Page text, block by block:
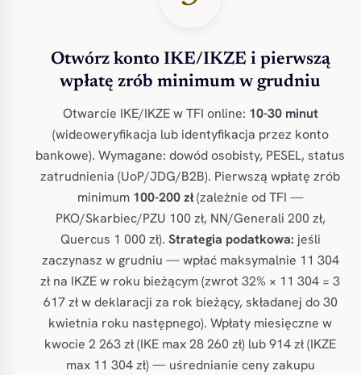
Otwórz konto IKE/IKZE i pierwszą
wpłatę zrób minimum w grudniu
Otwarcie IKE/IKZE w TFI online: 10-30 minut
(wideoweryfikacja lub identyfikacja przez konto
bankowe). Wymagane: dowód osobisty, PESEL, status
zatrudnienia (UoP/JDG/B2B). Pierwszą wpłatę zrób
minimum 100-200 zł(zależnie od TFI —
PKO/Skarbiec/PZU 100 zł, NN/Generali 200 zł,
Quercus 1 000 zł). Strategia podatkowa: jeśli
zaczynasz w grudniu — wpłać maksymalnie 11 304
zł na IKZE w roku bieżącym (zwrot 32% × 11 304 = 3
617 zł w deklaracji za rok bieżący, składanej do 30
kwietnia roku następnego). Wpłaty miesięczne w
kwocie 2 263 zł (IKE max 28 260 zł) lub 914 zł (IKZE
max 11 304 zł) — uśrednianie ceny zakupu